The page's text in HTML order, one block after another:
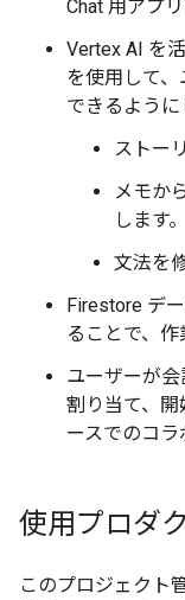
Chat 用アプ
Vertex AI を
を使用して
できるように
ストー
メモか
します。
文法を
Firestore デ
ることで、作
ユーザーが会
割り当て、開
ースでのコラ
使用プロダ
このプロジェクト